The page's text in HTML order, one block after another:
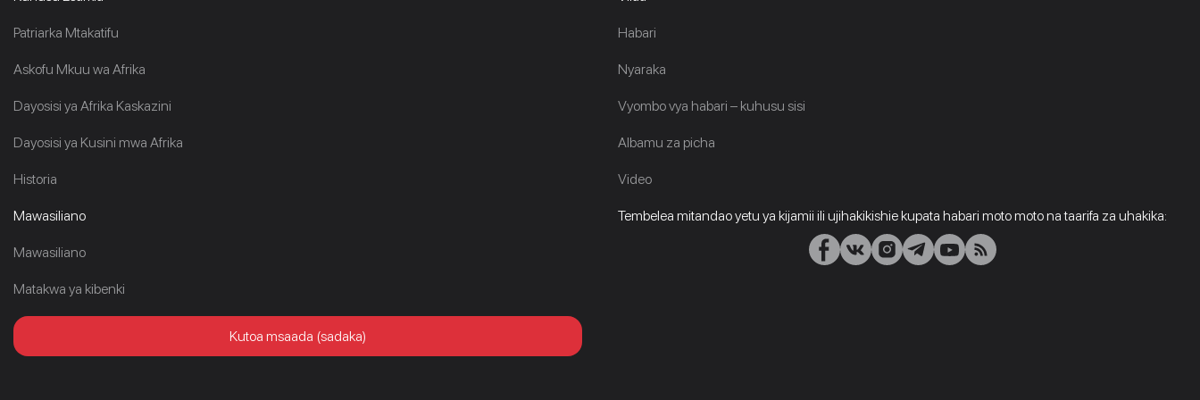
Patriarka Mtakatifu
Askofu Mkuu wa Afrika
Dayosisi ya Afrika Kaskazini
Dayosisi ya Kusini mwa Afrika
Historia
Habari
Nyaraka
Vyombo vya habari – kuhusu sisi
Albamu za picha
Video
Mawasiliano
Mawasiliano
Matakwa ya kibenki
Kutoa msaada (sadaka)
Tembelea mitandao yetu ya kijamii ili ujihakikishie kupata habari moto moto na taarifa za uhakika: